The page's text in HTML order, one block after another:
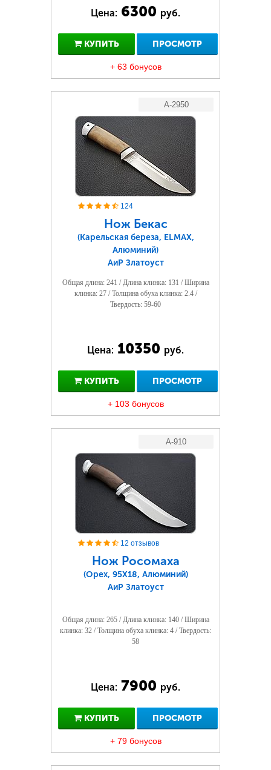
Цена: 6300 руб.
КУПИТЬ ПРОСМОТР
+ 63 бонусов
A-2950
124
Нож Бекас
(Карельская береза, ELMAX,
Алюминий)
АиР Златоуст
Общая длина: 241 / Длина клинка: 131 / Ширина
клинка: 27 / Толщина обуха клинка: 2.4 /
Твердость: 59-60
Цена: 10350 руб.
КУПИТЬ ПРОСМОТР
+ 103 бонусов
A-910
12 отзывов
Нож Росомаха
(Орех, 95Х18, Алюминий)
АиР Златоуст
Общая длина: 265 / Длина клинка: 140 / Ширина
клинка: 32 / Толщина обуха клинка: 4 / Твердость:
58
Цена: 7900 руб.
КУПИТЬ ПРОСМОТР
+ 79 бонусов